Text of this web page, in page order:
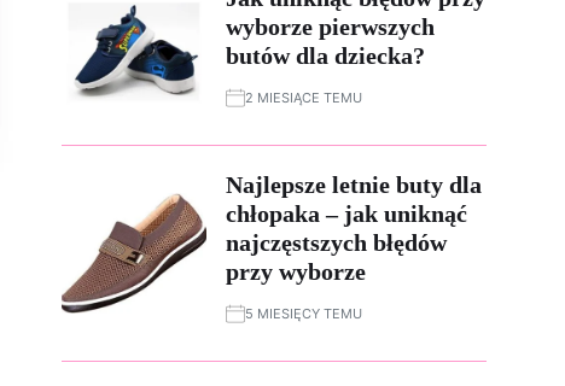
wyborze pierwszych
butów dla dziecka?
2 MIESIĄCE TEMU
Najlepsze letnie buty dla
chłopaka – jak uniknąć
najczęstszych błędów
przy wyborze
5 MIESIĘCY TEMU